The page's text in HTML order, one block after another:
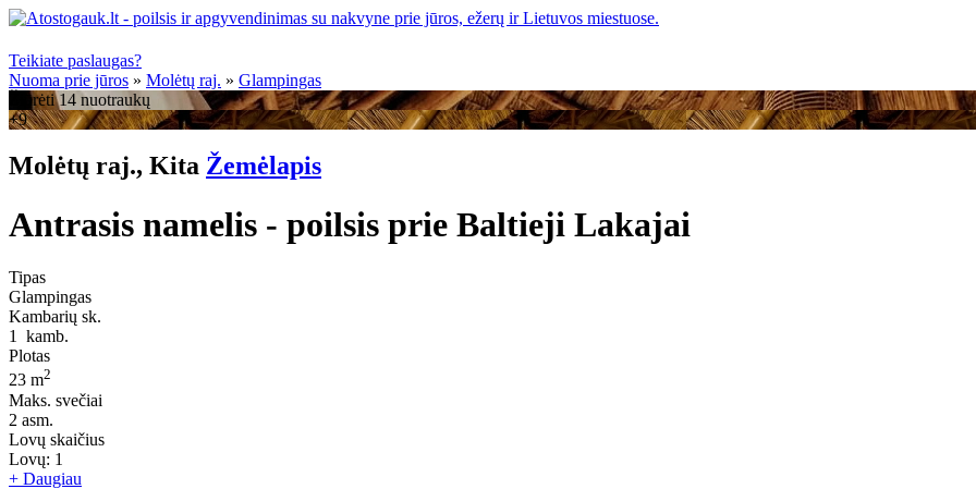
Teikiate paslaugas?
Nuoma prie jūros » Molėtų raj. » Glampingas
Žiūrėti 14 nuotraukų
+9
Molėtų raj., Kita Žemėlapis
Antrasis namelis - poilsis prie Baltieji Lakajai
Tipas
Glampingas
Kambarių sk.
1
kamb.
Plotas
23 m2
Maks. svečiai
2 asm.
Lovų skaičius
Lovų: 1
+ Daugiau